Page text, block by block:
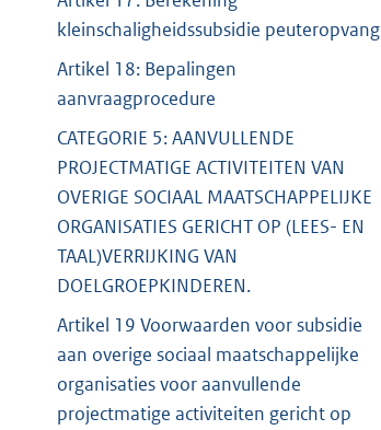
kleinschaligheidssubsidie peuteropvang
Artikel 18: Bepalingen
aanvraagprocedure
CATEGORIE 5: AANVULLENDE
PROJECTMATIGE ACTIVITEITEN VAN
OVERIGE SOCIAAL MAATSCHAPPELIJKE
ORGANISATIES GERICHT OP (LEES- EN
TAAL)VERRIJKING VAN
DOELGROEPKINDEREN.
Artikel 19 Voorwaarden voor subsidie
aan overige sociaal maatschappelijke
organisaties voor aanvullende
projectmatige activiteiten gericht op